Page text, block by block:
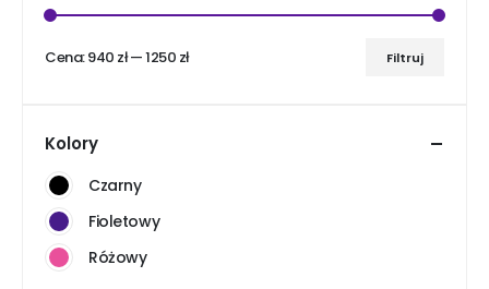
Cena
Cena
Filtruj
Cena:940 zł—1250 zł
Kolory
Czarny
Fioletowy
Różowy